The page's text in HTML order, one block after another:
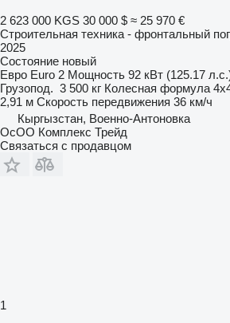
2 623 000 KGS 30 000 $ ≈ 25 970 €
Строительная техника - фронтальный
2025
Состояние новый
Евро Euro 2 Мощность 92 кВт (125.17
Грузопод. 3 500 кг Колесная формула
2,91 м Скорость передвижения 36 км/ч
Кыргызстан, Военно-Антоновка
ОсОО Комплекс Трейд
Связаться с продавцом
1